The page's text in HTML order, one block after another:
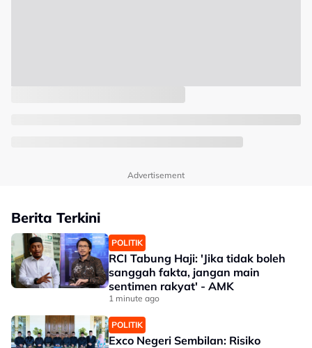
Advertisement
Berita Terkini
POLITIK
RCI Tabung Haji: 'Jika tidak boleh
sanggah fakta, jangan main
sentimen rakyat' - AMK
1 minute ago
POLITIK
Exco Negeri Sembilan: Risiko